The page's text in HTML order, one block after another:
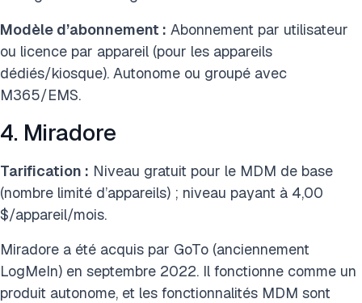
Modèle d’abonnement : Abonnement par utilisateur
ou licence par appareil (pour les appareils
dédiés/kiosque). Autonome ou groupé avec
M365/EMS.
4. Miradore
Tarification : Niveau gratuit pour le MDM de base
(nombre limité d’appareils) ; niveau payant à 4,00
$/appareil/mois.
Miradore a été acquis par GoTo (anciennement
LogMeIn) en septembre 2022. Il fonctionne comme un
produit autonome, et les fonctionnalités MDM sont